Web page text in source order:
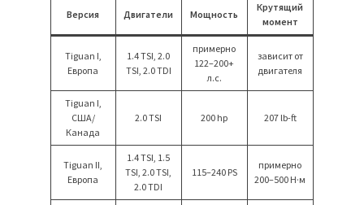
Версия Двигатели Мощность
Крутящий
момент
Tiguan I,
Европа
1.4 TSI, 2.0
TSI, 2.0 TDI
примерно
122–200+
л.с.
зависит от
двигателя
Tiguan I,
США/
Канада
2.0 TSI 200 hp 207 lb-ft
Tiguan II,
Европа
1.4 TSI, 1.5
TSI, 2.0 TSI,
2.0 TDI
115–240 PS
примерно
200–500 Н·м